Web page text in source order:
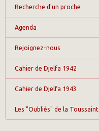
Recherche d'un proche
Agenda
Rejoignez-nous
Cahier de Djelfa 1942
Cahier de Djelfa 1943
Les "Oubliés" de la Toussaint